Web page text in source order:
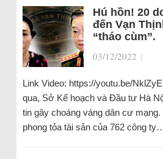
Hú hồn! 20
đến Vạn
“tháo cùm”.
03/12/2022 |
Link Video: https://youtu.be/
qua, Sở Kế hoạch và Đầu tư Hà
tin gây choáng váng dân cư
phong tỏa tài sản của 762 công